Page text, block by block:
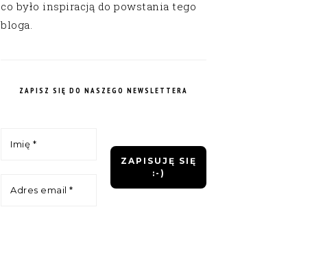
co było inspiracją do powstania tego
bloga.
ZAPISZ SIĘ DO NASZEGO NEWSLETTERA